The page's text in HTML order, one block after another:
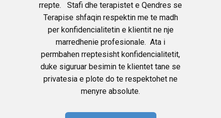
rrepte. Stafi dhe terapistet e Qendres se
Terapise shfaqin respektin me te madh
per konfidencialitetin e klientit ne nje
marredhenie profesionale. Ata i
permbahen rreptesisht konfidencialitetit,
duke siguruar besimin te klientet tane se
privatesia e plote do te respektohet ne
menyre absolute.